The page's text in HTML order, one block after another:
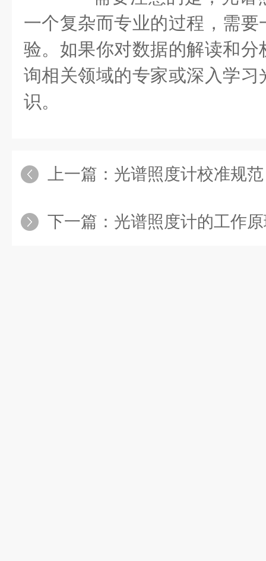
一个复杂而专业的过程，需
验。如果你对数据的解读和
询相关领域的专家或深入学
识。
上一篇： 光谱照度计校准规范
下一篇： 光谱照度计的工作